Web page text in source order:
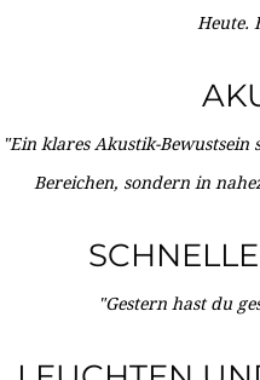
Heute.
"Ein klares Akustik-
Bereichen, sondern in
"Gestern hast du